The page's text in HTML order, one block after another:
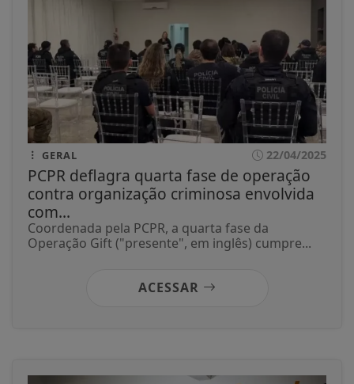
GERAL 22/04/2025
PCPR deflagra quarta fase de operação
contra organização criminosa envolvida
com...
Coordenada pela PCPR, a quarta fase da
Operação Gift ("presente", em inglês) cumpre...
ACESSAR